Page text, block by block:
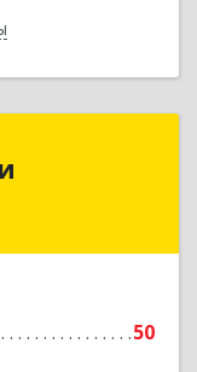
50
г, Мира пр-